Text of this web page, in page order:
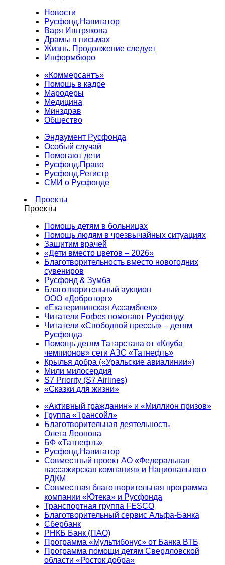
Новости
Русфонд.Навигатор
Варя Иштрякова
Драмы в письмах
Жизнь. Продолжение следует
Информбюро
«Коммерсантъ»
Помощь в кадре
Мародеры
Медицина
Минздрав
Общество
Эндаумент Русфонда
Особый случай
Помогают дети
Русфонд.Право
Русфонд.Регистр
СМИ о Русфонде
Проекты
Проекты
Помощь детям в больницах
Помощь людям в чрезвычайных ситуациях
Защитим врачей
«Дети вместо цветов – 2026»
Благотворительность вместо новогодних
сувениров
Русфонд & Зумба
Благотворительный аукцион
ООО «Доброторг»
«Екатерининская Ассамблея»
Читатели Forbes помогают Русфонду
Читатели «Свободной прессы» – детям
Русфонда
Помощь детям Татарстана от «Клуба
чемпионов» сети АЗС «Татнефть»
Крылья добра («Уральские авиалинии»)
Мили милосердия
S7 Priority (S7 Airlines)
«Сказки для жизни»
«Активный гражданин» и «Миллион призов»
Группа «Трансойл»
Благотворительная деятельность
Олега Леонова
БФ «Татнефть»
Русфонд.Навигатор
Совместный проект АО «Федеральная
пассажирская компания» и Национального
РДКМ
Совместная благотворительная программа
компании «Ютека» и Русфонда
Транспортная группа FESCO
Благотворительный сервис Альфа-Банка
Сбербанк
РНКБ Банк (ПАО)
Программа «Мультибонус» от Банка ВТБ
Программа помощи детям Свердловской
области «Росток добра»